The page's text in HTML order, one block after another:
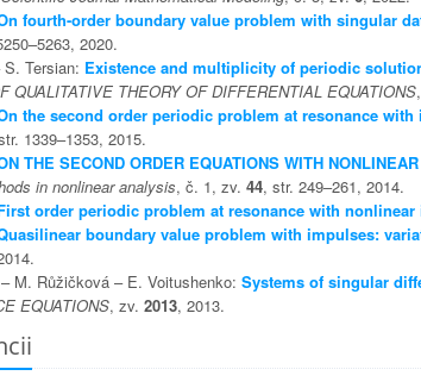
fourth-order boundary value problem with singular
2020.
Tersian: Existence and multiplicity of periodic
QUALITATIVE THEORY OF DIFFERENTIAL EQUATIONS
the second order periodic problem at resonance with
1339–1353, 2015.
THE SECOND ORDER EQUATIONS WITH
in nonlinear analysis, č. 1, zv. 44, str. 249–261, 2014.
order periodic problem at resonance with nonlinear
boundary value problem with impulses:
M. Růžičková – E. Voitushenko: Systems of singular
EQUATIONS, zv. 2013, 2013.